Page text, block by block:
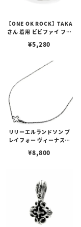
【ONE OK ROCK】TAKA
さん 着用 ビビファイ フー
¥5,280
リリーエルランドソン プ
レイフォー ヴィーナスチ
¥8,800